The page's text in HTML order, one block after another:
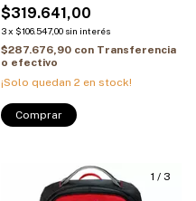
RIGIDA 4822-8311
$319.641,00
3x $106.547,00 sin interés
$287.676,90 con Transferencia
o efectivo
¡Solo quedan 2 en stock!
1 / 3